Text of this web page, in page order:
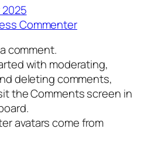
2025
Commenter
comment.
with moderating,
deleting comments,
the Comments screen in
avatars come from